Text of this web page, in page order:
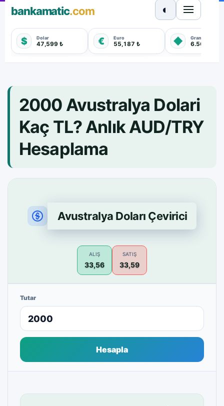
bankamatic.com
$ Dolar
47,599 ₺ € Euro
55,187 ₺ ◆ Gram Altın
6.569,600
◐
2000 Avustralya Dolari
Kaç TL? Anlık AUD/TRY
Hesaplama
Avustralya Doları Çevirici
ALIŞ
33,56
SATIŞ
33,59
Tutar
Hesapla